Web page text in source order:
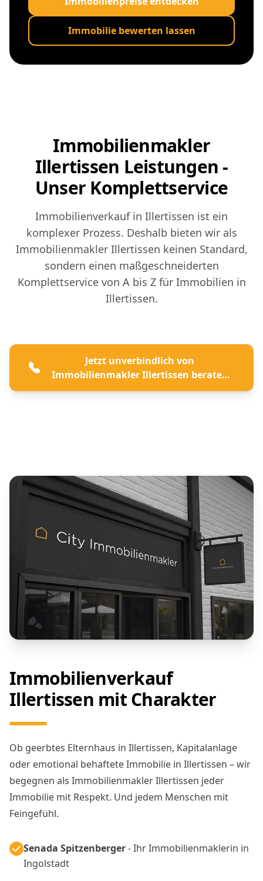
Immobilie bewerten lassen
Immobilienmakler
Illertissen Leistungen -
Unser Komplettservice
Immobilienverkauf in Illertissen ist ein
komplexer Prozess. Deshalb bieten wir als
Immobilienmakler Illertissen keinen Standard,
sondern einen maßgeschneiderten
Komplettservice von A bis Z für Immobilien in
Illertissen.
Jetzt unverbindlich von
Immobilienmakler Illertissen beraten
lassen
Immobilienverkauf
Illertissen mit Charakter
Ob geerbtes Elternhaus in Illertissen, Kapitalanlage
oder emotional behaftete Immobilie in Illertissen – wir
begegnen als Immobilienmakler Illertissen jeder
Immobilie mit Respekt. Und jedem Menschen mit
Feingefühl.
Senada Spitzenberger- Ihr Immobilienmaklerin in
Ingolstadt